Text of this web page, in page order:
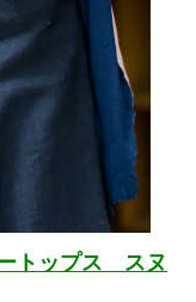
トップス スヌ